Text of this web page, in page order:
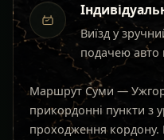
Виїзд у
подачею авто
Маршрут Суми —
прикордонні пункти з
проходження кордону.